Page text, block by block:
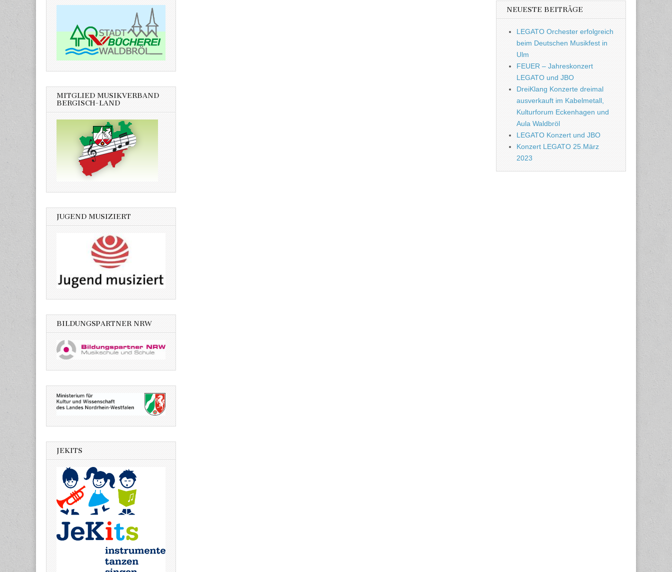
MITGLIED MUSIKVERBAND
BERGISCH-LAND
JUGEND MUSIZIERT
BILDUNGSPARTNER NRW
JEKITS
NEUESTE BEITRÄGE
LEGATO Orchester erfolgreich
beim Deutschen Musikfest in
Ulm
FEUER – Jahreskonzert
LEGATO und JBO
DreiKlang Konzerte dreimal
ausverkauft im Kabelmetall,
Kulturforum Eckenhagen und
Aula Waldbröl
LEGATO Konzert und JBO
Konzert LEGATO 25.März
2023